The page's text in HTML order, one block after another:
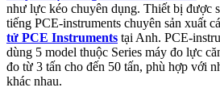
như lực kéo chuyên dụng. Thiết bị được
tiếng PCE-instruments chuyên sản xuất
tử PCE Instruments tại Anh. PCE-
dùng 5 model thuộc Series máy đo lực
đo từ 3 tấn cho đến 50 tấn, phù hợp với
khác nhau.